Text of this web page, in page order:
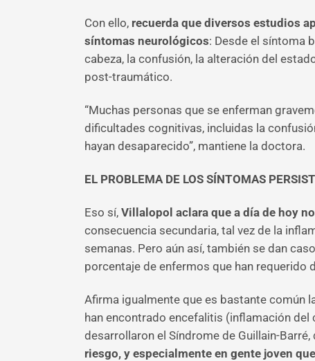
Con ello, recuerda que diversos estudios
síntomas neurológicos: Desde el síntoma
cabeza, la confusión, la alteración del
post-traumático.
“Muchas personas que se enferman
dificultades cognitivas, incluidas la
hayan desaparecido”, mantiene la doctora.
EL PROBLEMA DE LOS SÍNTOMAS
Eso sí, Villalopol aclara que a día de hoy
consecuencia secundaria, tal vez de la
semanas. Pero aún así, también se dan
porcentaje de enfermos que han requerido
Afirma igualmente que es bastante común
han encontrado encefalitis (inflamación
desarrollaron el Síndrome de Guillain-
riesgo, y especialmente en gente joven